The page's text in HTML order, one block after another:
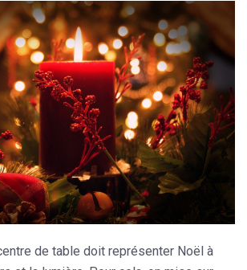
de table doit représenter Noël à